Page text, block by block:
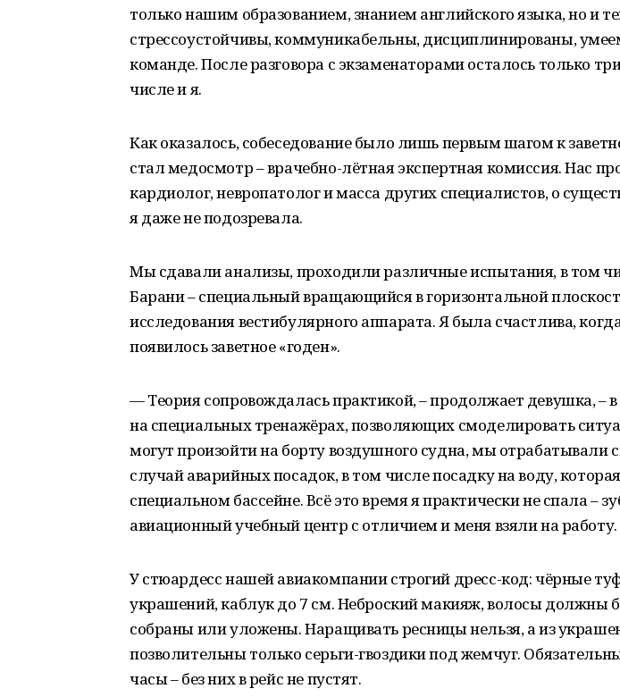
только нашим образованием, знанием английского языка, но и
стрессоустойчивы, коммуникабельны, дисциплинированы,
команде. После разговора с экзаменаторами осталось только
числе и я.
Как оказалось, собеседование было лишь первым шагом к
стал медосмотр – врачебно-лётная экспертная комиссия. Нас
кардиолог, невропатолог и масса других специалистов, о
я даже не подозревала.
Мы сдавали анализы, проходили различные испытания, в том
Барани – специальный вращающийся в горизонтальной
исследования вестибулярного аппарата. Я была счастлива,
появилось заветное «годен».
— Теория сопровождалась практикой, – продолжает девушка, –
на специальных тренажёрах, позволяющих смоделировать
могут произойти на борту воздушного судна, мы отрабатывали
случай аварийных посадок, в том числе посадку на воду,
специальном бассейне. Всё это время я практически не спала –
авиационный учебный центр с отличием и меня взяли на работу.
У стюардесс нашей авиакомпании строгий дресс-код: чёрные
украшений, каблук до 7 см. Неброский макияж, волосы должны
собраны или уложены. Наращивать ресницы нельзя, а из
позволительны только серьги-гвоздики под жемчуг.
часы – без них в рейс не пустят.